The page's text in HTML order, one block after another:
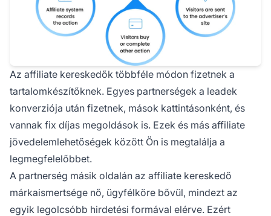
Az affiliate kereskedők többféle módon fizetnek a
tartalomkészítőknek. Egyes partnerségek a leadek
konverziója után fizetnek, mások kattintásonként, és
vannak fix díjas megoldások is. Ezek és más affiliate
jövedelemlehetőségek között Ön is megtalálja a
legmegfelelőbbet.
A partnerség másik oldalán az affiliate kereskedő
márkaismertsége nő, ügyfélköre bővül, mindezt az
egyik legolcsóbb hirdetési formával elérve. Ezért